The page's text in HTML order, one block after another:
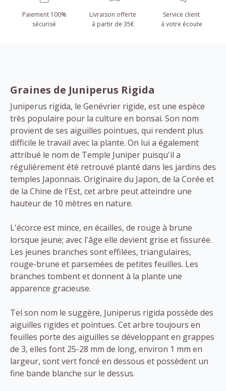
Paiement 100%
sécurisé
Livraison offerte
à partir de 35€
Service client
à votre écoute
Graines de Juniperus Rigida
Juniperus rigida, le Genévrier rigide, est une espèce
très populaire pour la culture en bonsai. Son nom
provient de ses aiguilles pointues, qui rendent plus
difficile le travail avec la plante. On lui a également
attribué le nom de Temple Juniper puisqu'il a
régulièrement été retrouvé planté dans les jardins des
temples Japonnais. Originaire du Japon, de la Corée et
de la Chine de l'Est, cet arbre peut atteindre une
hauteur de 10 mètres en nature.
L'écorce est mince, en écailles, de rouge à brune
lorsque jeune; avec l'âge elle devient grise et fissurée.
Les jeunes branches sont effilées, triangulaires,
rouge-brune et parsemées de petites feuilles. Les
branches tombent et donnent à la plante une
apparence gracieuse.
Tel son nom le suggère, Juniperus rigida possède des
aiguilles rigides et pointues. Cet arbre toujours en
feuilles porte des aiguilles se développant en grappes
de 3, elles font 25-28 mm de long, environ 1 mm en
largeur, sont vert foncé en dessous et possèdent un
fine bande blanche sur le dessus.